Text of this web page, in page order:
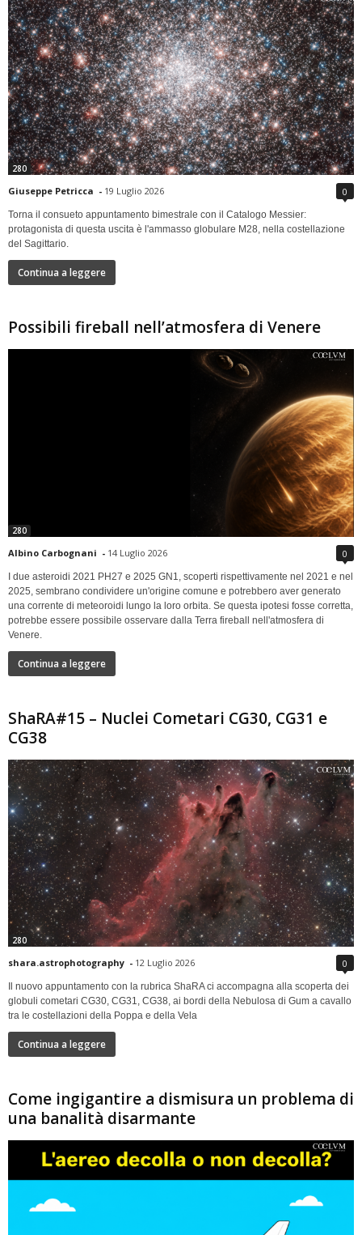
280
Giuseppe Petricca - 19 Luglio 2026 0
Torna il consueto appuntamento bimestrale con il Catalogo Messier:
protagonista di questa uscita è l'ammasso globulare M28, nella costellazione
del Sagittario.
Continua a leggere
Possibili fireball nell’atmosfera di Venere
280
Albino Carbognani - 14 Luglio 2026 0
I due asteroidi 2021 PH27 e 2025 GN1, scoperti rispettivamente nel 2021 e nel
2025, sembrano condividere un'origine comune e potrebbero aver generato
una corrente di meteoroidi lungo la loro orbita. Se questa ipotesi fosse corretta,
potrebbe essere possibile osservare dalla Terra fireball nell'atmosfera di
Venere.
Continua a leggere
ShaRA#15 – Nuclei Cometari CG30, CG31 e
CG38
280
shara.astrophotography - 12 Luglio 2026 0
Il nuovo appuntamento con la rubrica ShaRA ci accompagna alla scoperta dei
globuli cometari CG30, CG31, CG38, ai bordi della Nebulosa di Gum a cavallo
tra le costellazioni della Poppa e della Vela
Continua a leggere
Come ingigantire a dismisura un problema di
una banalità disarmante